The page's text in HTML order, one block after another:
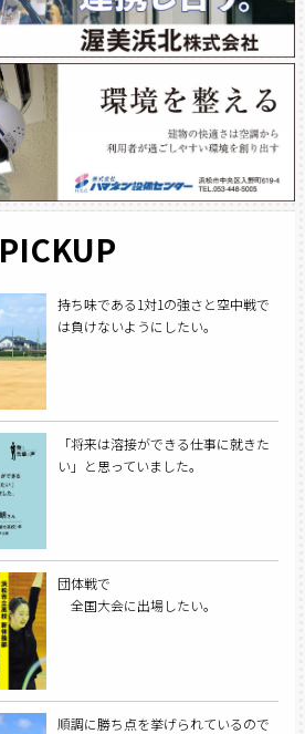
PICKUP
持ち味である1対1の強さと空中戦で
は負けないようにしたい。
「将来は溶接ができる仕事に就きた
い」と思っていました。
団体戦で
全国大会に出場したい。
順調に勝ち点を挙げられているので